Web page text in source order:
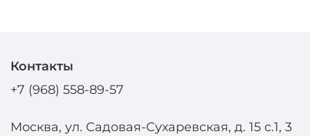
Контакты
+7 (968) 558-89-57
Москва, ул. Садовая-Сухаревская, д. 15 с.1, 3